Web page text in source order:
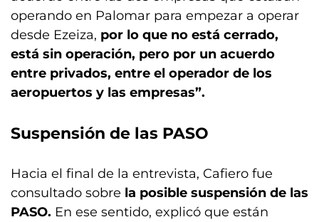
operando en Palomar para empezar a operar
desde Ezeiza, por lo que no está cerrado,
está sin operación, pero por un acuerdo
entre privados, entre el operador de los
aeropuertos y las empresas”.
Suspensión de las PASO
Hacia el final de la entrevista, Cafiero fue
consultado sobre la posible suspensión de las
PASO. En ese sentido, explicó que están